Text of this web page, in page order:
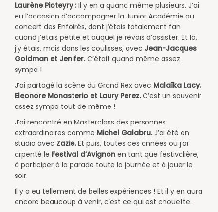
Laurène Pioteyry :Il y en a quand même plusieurs. J’ai
eu l’occasion d’accompagner la Junior Académie au
concert des Enfoirés, dont j’étais totalement fan
quand j’étais petite et auquel je rêvais d’assister. Et là,
j’y étais, mais dans les coulisses, avec Jean-Jacques
Goldman et Jenifer.C’était quand même assez
sympa !
J’ai partagé la scène du Grand Rex avec Malaïka Lacy,
Eleonore Monasterio et Laury Perez.C’est un souvenir
assez sympa tout de même !
J’ai rencontré en Masterclass des personnes
extraordinaires comme Michel Galabru.J’ai été en
studio avec Zazie.Et puis, toutes ces années où j’ai
arpenté le Festival d’Avignon en tant que festivalière,
à participer à la parade toute la journée et à jouer le
soir.
Il y a eu tellement de belles expériences ! Et il y en aura
encore beaucoup à venir, c’est ce qui est chouette.